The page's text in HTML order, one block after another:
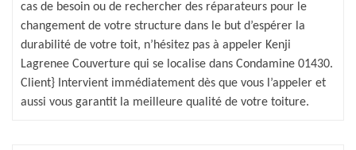
cas de besoin ou de rechercher des réparateurs pour le
changement de votre structure dans le but d’espérer la
durabilité de votre toit, n’hésitez pas à appeler Kenji
Lagrenee Couverture qui se localise dans Condamine 01430.
Client} Intervient immédiatement dès que vous l’appeler et
aussi vous garantit la meilleure qualité de votre toiture.